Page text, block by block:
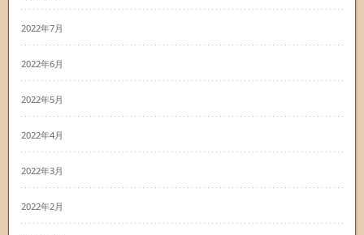
2022年7月
2022年6月
2022年5月
2022年4月
2022年3月
2022年2月